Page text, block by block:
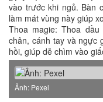
vào trước khi ngủ. Bàn
làm mát vùng này giúp
Thoa magie: Thoa
chân, cánh tay và ngực
hồi, giúp dễ chìm vào
Ảnh: Pexel